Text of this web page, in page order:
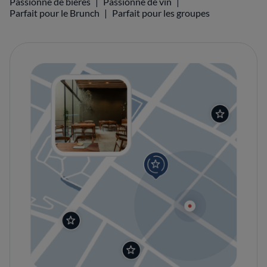
Parfait pour le Brunch
Parfait pour les groupes